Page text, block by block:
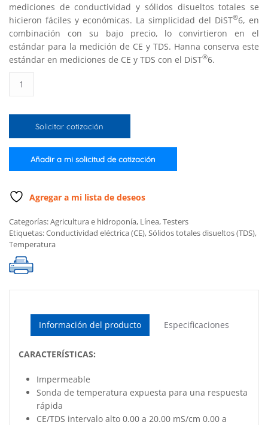
mediciones de conductividad y sólidos disueltos totales se
hicieron fáciles y económicas. La simplicidad del DiST®6, en
combinación con su bajo precio, lo convirtieron en el
estándar para la medición de CE y TDS. Hanna conserva este
estándar en mediciones de CE y TDS con el DiST®6.
de
CE/TDS/temperatura
cantidad
Solicitar cotización
Añadir a mi solicitud de cotización
Agregar a mi lista de deseos
Categorías:Agricultura e hidroponía, Línea,Testers
Etiquetas:Conductividad eléctrica (CE),Sólidos totales disueltos (TDS),
Temperatura
Información del producto Especificaciones
CARACTERÍSTICAS:
Impermeable
Sonda de temperatura expuesta para una respuesta
rápida
CE/TDS intervalo alto 0.00 a 20.00 mS/cm 0.00 a